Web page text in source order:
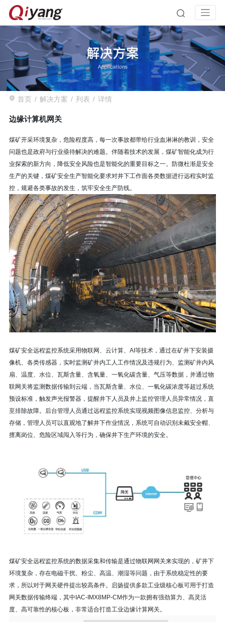
首页 解决方案 列表 详情
边缘计算机网关
煤矿开采环境复杂，危险程度高，每一次事故都带给行业血淋淋的教训，安全
问题也是政府与行业亟待解决的难题。伴随着技术的发展，煤矿智能化成为行
业探索的新方向，降低安全风险也是智能化的重要目标之一。防微杜渐是安全
生产的关键，煤矿安全生产智能化要求对井下工作面各类数据进行远程实时监
控，规避各类事故的发生，筑牢安全生产防线。
煤矿安全远程监控系统采用物联网、云计算、AI等技术，通过在矿井下安装摄
像机、各类传感器，实时监测矿井内工人工作情况及违规行为、监测矿井内风
扇、温度、水位、瓦斯含量、含氧量、一氧化碳含量、气压等数据，并通过物
联网关将监测数据传输到云端，当瓦斯含量、水位、一氧化碳浓度等超过系统
预设标准，触发声光报警器，提醒井下人员及井上监控管理人员异常情况，直
至排除故障。后台管理人员通过远程监控系统实现视频图像信息监控、分析与
存储，管理人员可以直观地了解井下作业情况，系统可自动识别未戴安全帽、
擅离岗位、危险区域闯入等行为，确保井下生产环境的安全。
煤矿安全远程监控系统的数据采集和传输是通过物联网网关来实现的，矿井下
环境复杂，存在电磁干扰、粉尘、高温、潮湿等问题，由于系统稳定性的要
求，所以对于网关硬件提出较高条件。启扬提供多款工业级核心板可用于打造
网关数据传输终端，其中IAC-IMX8MP-CM作为一款拥有强劲算力、高灵活
度、高可靠性的核心板，非常适合打造工业边缘计算网关。